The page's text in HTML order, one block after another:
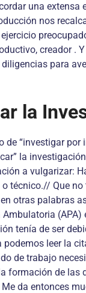
una
nos
creador
para
la
de “investigar
la
a vulgarizar:
técnico.// Que
otras palabras
tenía de ser
leer la
de trabajo
formación de las
da entonces